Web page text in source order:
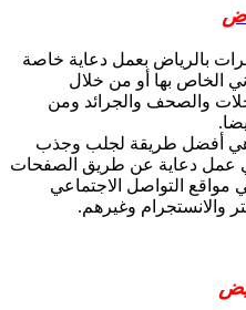
بالرياض بعمل دعاية خاصة
الخاص بها أو من خلال
والصحف والجرائد ومن
هي أفضل طريقة لجلب وجذب
عمل دعاية عن طريق الصفحات
مواقع التواصل الاجتماعي
والانستجرام وغيرهم.